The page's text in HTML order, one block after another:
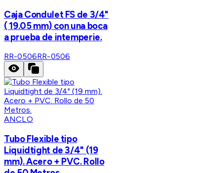
Caja Condulet FS de 3/4"
( 19.05 mm) con una boca
a prueba de intemperie.
RR-0506RR-0506
ANCLO
Tubo Flexible tipo
Liquidtight de 3/4" (19
mm). Acero + PVC. Rollo